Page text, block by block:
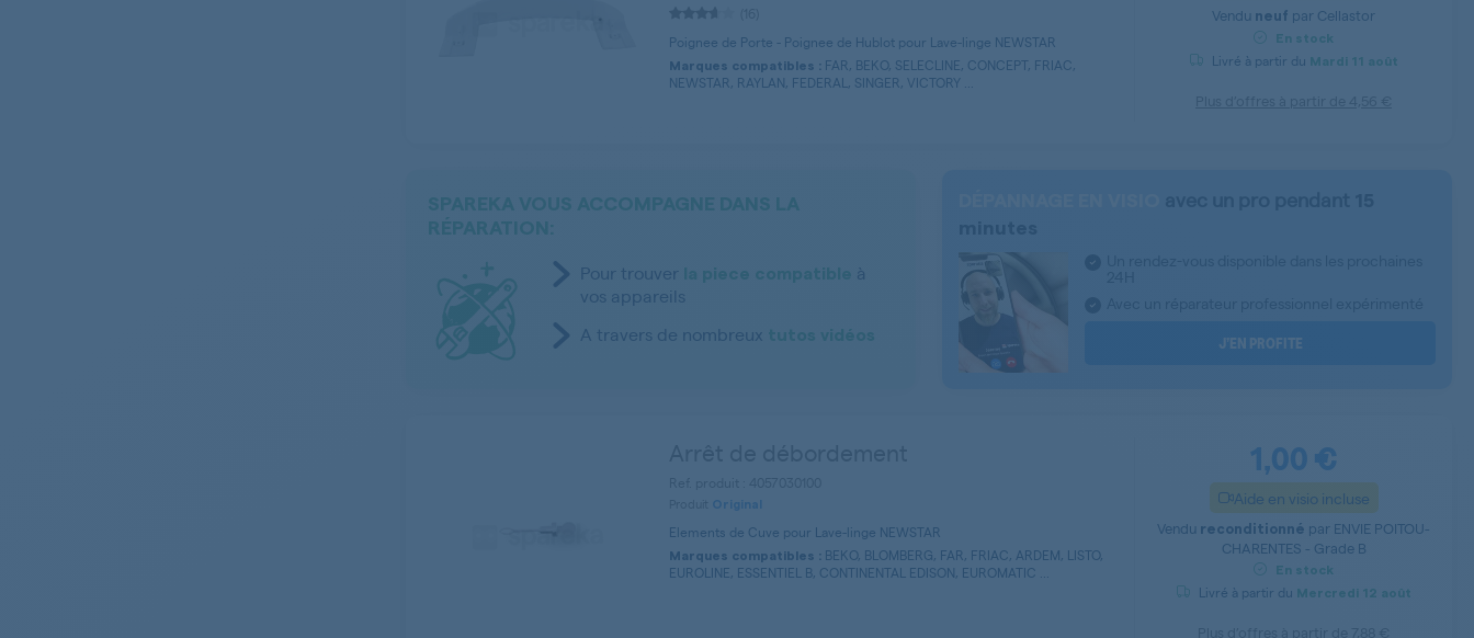
Poignee de Porte - Poignee de Hublot pour Lave-linge NEWSTAR
Marques compatibles : FAR, BEKO, SELECLINE, CONCEPT, FRIAC,
NEWSTAR, RAYLAN, FEDERAL, SINGER, VICTORY ...
Vendu neuf par Cellastor
En stock
Livré à partir du Mardi 11 août
Pour trouver
à
vos appareils
A travers de nombreux
J’EN PROFITE
Original
Elements de Cuve pour Lave-linge NEWSTAR
Marques compatibles : BEKO, BLOMBERG, FAR, FRIAC, ARDEM, LISTO,
EUROLINE, ESSENTIEL B, CONTINENTAL EDISON, EUROMATIC ...
1,00 €
Aide en visio incluse
Vendu reconditionné par ENVIE POITOU-
CHARENTES - Grade B
En stock
Livré à partir du Mercredi 12 août